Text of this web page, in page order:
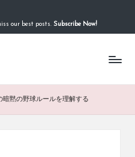
our best posts. Subscribe Now!
暗黙の野球ルールを理解する